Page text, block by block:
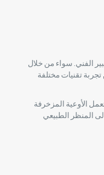
الفني. سواء من خلال
تجربة تقنيات مختلفة
الأوعية المزخرفة
المنظر الطبيعي